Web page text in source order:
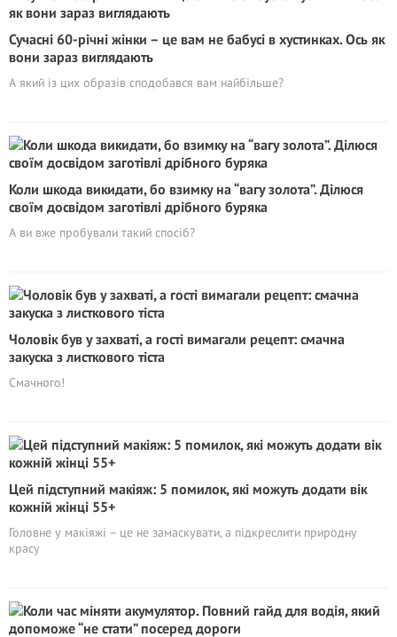
Сучасні 60-річні жінки – це вам не бабусі в хустинках. Ось як
вони зараз виглядають
А який із цих образів сподобався вам найбільше?
Коли шкода викидати, бо взимку на “вагу золота”. Ділюся
своїм досвідом заготівлі дрібного буряка
А ви вже пробували такий спосіб?
Чоловік був у захваті, а гості вимагали рецепт: смачна
закуска з листкового тіста
Смачного!
Цей підступний макіяж: 5 помилок, які можуть додати вік
кожній жінці 55+
Головне у макіяжі – це не замаскувати, а підкреслити природну
красу